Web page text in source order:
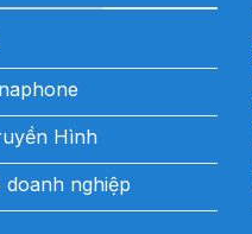
Hình
doanh nghiệp